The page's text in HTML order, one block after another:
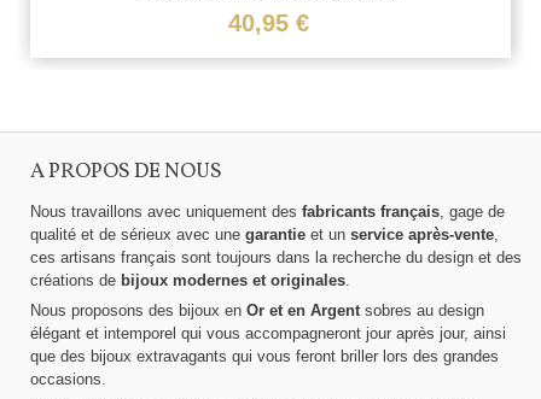
40,95 €
A PROPOS DE NOUS
Nous travaillons avec uniquement des fabricants français, gage de
qualité et de sérieux avec une garantie et un service après-vente,
ces artisans français sont toujours dans la recherche du design et des
créations de bijoux modernes et originales.
Nous proposons des bijoux en Or et en Argentsobres au design
élégant et intemporel qui vous accompagneront jour après jour, ainsi
que des bijoux extravagants qui vous feront briller lors des grandes
occasions.